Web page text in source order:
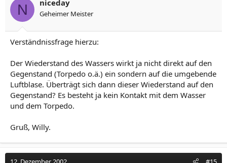
N niceday
Geheimer Meister
Verständnissfrage hierzu:
Der Wiederstand des Wassers wirkt ja nicht direkt auf den
Gegenstand (Torpedo o.ä.) ein sondern auf die umgebende
Luftblase. Überträgt sich dann dieser Wiederstand auf den
Gegenstand? Es besteht ja kein Kontakt mit dem Wasser
und dem Torpedo.
Gruß, Willy.